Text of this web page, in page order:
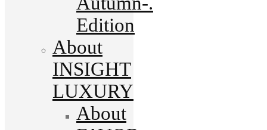
Edition
About
INSIGHT
LUXURY
About